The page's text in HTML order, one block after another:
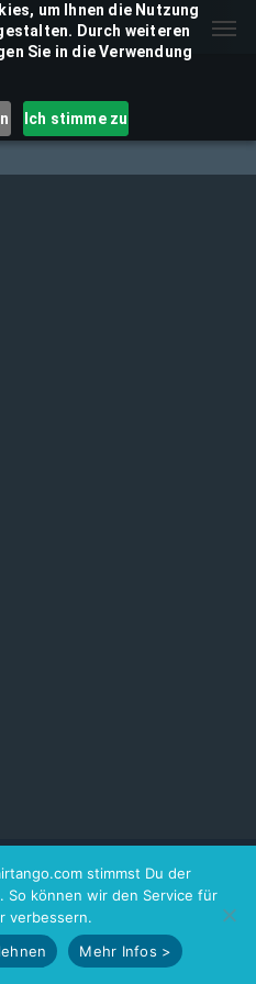
um Ihnen die Nutzung
Durch weiteren
Sie in die Verwendung
Ich stimme zu
trademarkstimmst Du der
So können wir den Service für
verbessern.
Mehr Infos >